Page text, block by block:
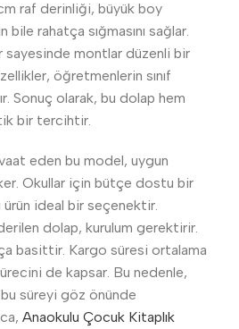
raf derinliği, büyük boy
bile rahatça sığmasını sağlar.
sayesinde montlar düzenli bir
öğretmenlerin sınıf
Sonuç olarak, bu dolap hem
bir tercihtir.
eden bu model, uygun
Okullar için bütçe dostu bir
ürün ideal bir seçenektir.
dolap, kurulum gerektirir.
basittir. Kargo süresi ortalama
de kapsar. Bu nedenle,
süreyi göz önünde
Anaokulu Çocuk Kitaplık